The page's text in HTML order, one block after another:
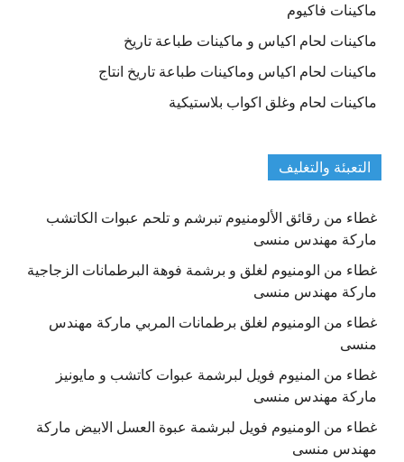
ماكينات فاكيوم
ماكينات لحام اكياس و ماكينات طباعة تاريخ
ماكينات لحام اكياس وماكينات طباعة تاريخ انتاج
ماكينات لحام وغلق اكواب بلاستيكية
التعبئة والتغليف
غطاء من رقائق الألومنيوم تبرشم و تلحم عبوات الكاتشب
ماركة مهندس منسى
غطاء من الومنيوم لغلق و برشمة فوهة البرطمانات الزجاجية
ماركة مهندس منسى
غطاء من الومنيوم لغلق برطمانات المربي ماركة مهندس
منسى
غطاء من المنيوم فويل لبرشمة عبوات كاتشب و مايونيز
ماركة مهندس منسى
غطاء من الومنيوم فويل لبرشمة عبوة العسل الابيض ماركة
مهندس منسى